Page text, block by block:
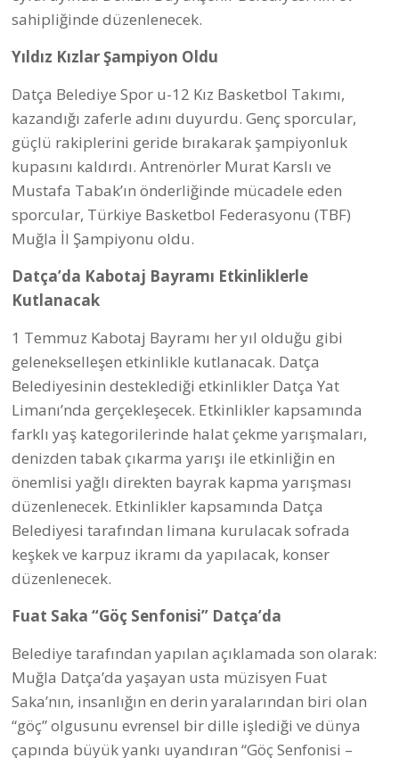
düzenlenecek. Etkinlikler kapsamında Datça
Belediyesi tarafından limana kurulacak sofrada
düzenlenecek.
Fuat Saka “Göç Senfonisi” Datça’da
Belediye tarafından yapılan açıklamada son olarak:
Muğla Datça’da yaşayan usta müzisyen Fuat
Saka’nın, insanlığın en derin yaralarından biri olan
“göç” olgusunu evrensel bir dille işlediği ve dünya
çapında büyük yankı uyandıran “Göç Senfonisi –
Karanlık Sular” eseri, Temmuz ayında Datça’da
Muğla Büyükşehir Belediyesi’nin düzenlediği ve
Datça Belediyesi’nin desteklediği senfoni, 4 Temmuz
2026 tarihinde Datça Amfi Tiyatro da sanatseverlerle
bir araya gelecek. Konserde Muğla Büyükşehir
Belediyesi Senfoni Orkestrası da sahne alacak.
Haberhasan hüseyin dönmez
#datça belediyesi #aytaç kurt
#mutlu gündoğan #yüksel temel #özgür mutlu
#altyapı çalışması